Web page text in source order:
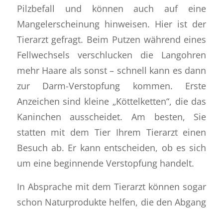
Pilzbefall und können auch auf eine
Mangelerscheinung hinweisen. Hier ist der
Tierarzt gefragt. Beim Putzen während eines
Fellwechsels verschlucken die Langohren
mehr Haare als sonst – schnell kann es dann
zur Darm-Verstopfung kommen. Erste
Anzeichen sind kleine „Köttelketten“, die das
Kaninchen ausscheidet. Am besten, Sie
statten mit dem Tier Ihrem Tierarzt einen
Besuch ab. Er kann entscheiden, ob es sich
um eine beginnende Verstopfung handelt.
In Absprache mit dem Tierarzt können sogar
schon Naturprodukte helfen, die den Abgang